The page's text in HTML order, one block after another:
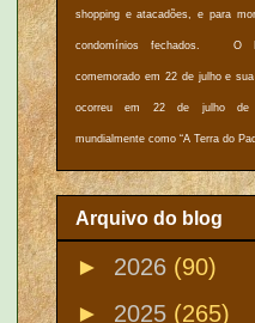
shopping e atacadões, e para
condomínios fechados. O
comemorado em 22 de julho e
ocorreu em 22 de julho de
mundialmente como “A Terra do
Arquivo do blog
► 2026 (90)
► 2025 (265)